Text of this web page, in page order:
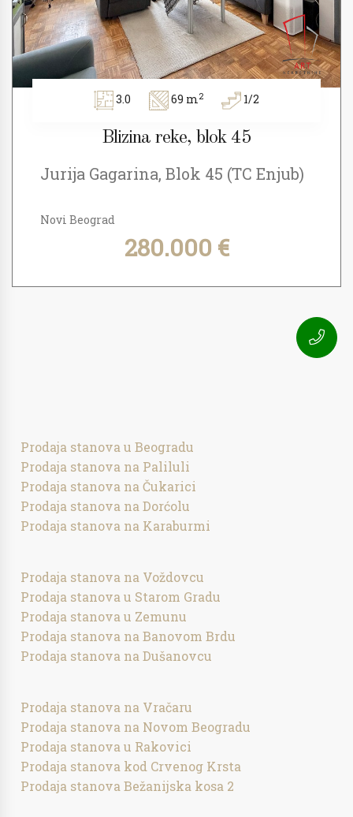
3.0 69 m2 1/2
Blizina reke, blok 45
Jurija Gagarina, Blok 45 (TC Enjub)
Novi Beograd
280.000 €
Prodaja stanova u Beogradu
Prodaja stanova na Paliluli
Prodaja stanova na Čukarici
Prodaja stanova na Dorćolu
Prodaja stanova na Karaburmi
Prodaja stanova na Voždovcu
Prodaja stanova u Starom Gradu
Prodaja stanova u Zemunu
Prodaja stanova na Banovom Brdu
Prodaja stanova na Dušanovcu
Prodaja stanova na Vračaru
Prodaja stanova na Novom Beogradu
Prodaja stanova u Rakovici
Prodaja stanova kod Crvenog Krsta
Prodaja stanova Bežanijska kosa 2